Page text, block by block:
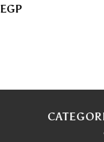
EGP